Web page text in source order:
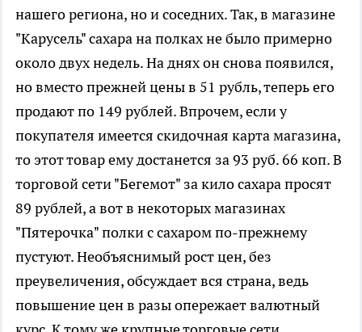
нашего региона, но и соседних. Так, в магазине
"Карусель" сахара на полках не было примерно
около двух недель. На днях он снова появился,
но вместо прежней цены в 51 рубль, теперь его
продают по 149 рублей. Впрочем, если у
покупателя имеется скидочная карта магазина,
то этот товар ему достанется за 93 руб. 66 коп. В
торговой сети "Бегемот" за кило сахара просят
89 рублей, а вот в некоторых магазинах
"Пятерочка" полки с сахаром по-прежнему
пустуют. Необъяснимый рост цен, без
преувеличения, обсуждает вся страна, ведь
повышение цен в разы опережает валютный